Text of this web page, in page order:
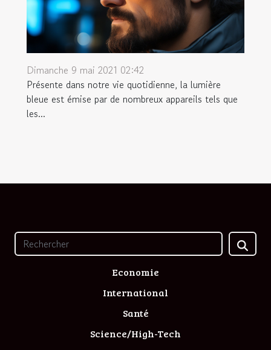
Dimanche 9 mai 2021 02:42
Présente dans notre vie quotidienne, la lumière
bleue est émise par de nombreux appareils tels que
les...
Economie
International
Santé
Science/High-Tech